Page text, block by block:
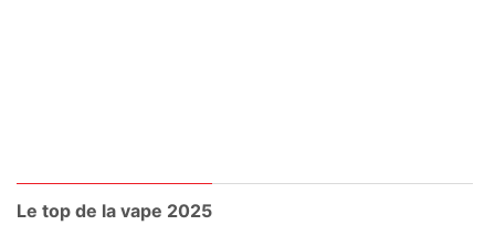
Le top de la vape 2025